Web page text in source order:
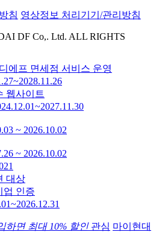
침 영상정보 처리기기/관리방침
DF Co,. Ltd. ALL RIGHTS
에프 면세점 서비스 운영
웹사이트
~ 2026.10.02
~ 2026.10.02
대상
업 인증
하면 최대 10% 할인 관심 마이현대